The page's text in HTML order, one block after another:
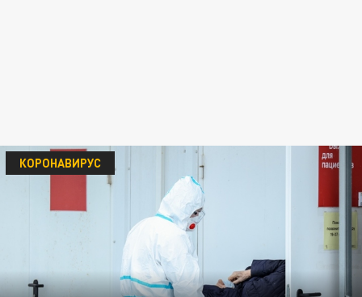
КОРОНАВИРУС